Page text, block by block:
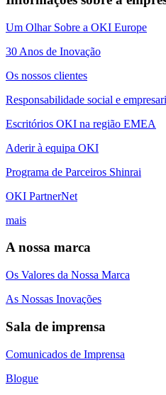
Um Olhar Sobre a OKI Europe
30 Anos de Inovação
Os nossos clientes
Responsabilidade social e
Escritórios OKI na região EMEA
Aderir à equipa OKI
Programa de Parceiros Shinrai
OKI PartnerNet
mais
A nossa marca
Os Valores da Nossa Marca
As Nossas Inovações
Sala de imprensa
Comunicados de Imprensa
Blogue